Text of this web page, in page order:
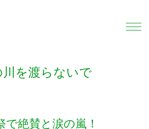
を渡らないで
で絶賛と涙の嵐！